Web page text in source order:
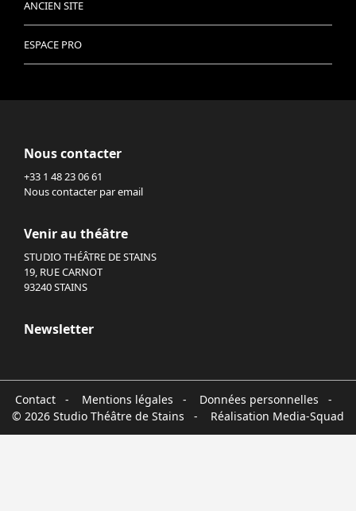
ANCIEN SITE
ESPACE PRO
Nous contacter
+33 1 48 23 06 61
Nous contacter par email
Venir au théâtre
STUDIO THÉÂTRE DE STAINS
19, RUE CARNOT
93240 STAINS
Newsletter
Contact- Mentions légales - Données personnelles -
© 2026 Studio Théâtre de Stains - Réalisation Media-Squad